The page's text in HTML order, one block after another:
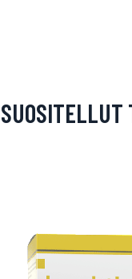
SUOSITELLUT